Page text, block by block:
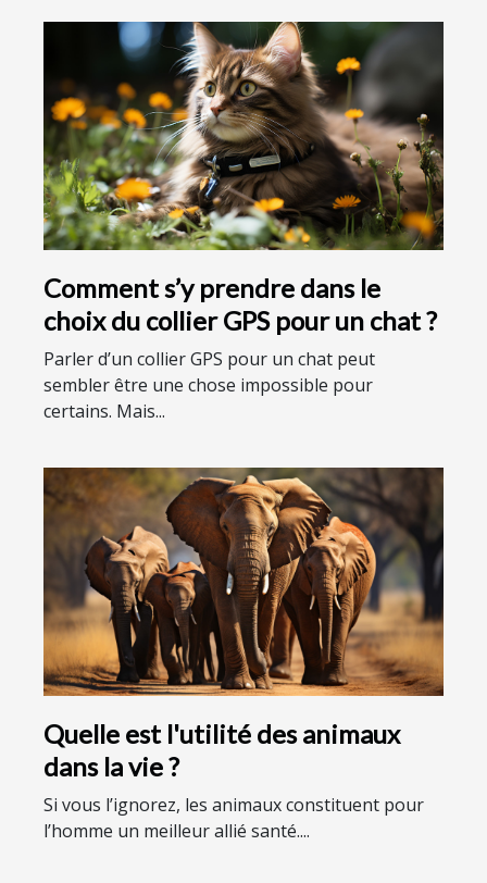
Comment s’y prendre dans le
choix du collier GPS pour un chat ?
Parler d’un collier GPS pour un chat peut
sembler être une chose impossible pour
certains. Mais...
Quelle est l'utilité des animaux
dans la vie ?
Si vous l’ignorez, les animaux constituent pour
l’homme un meilleur allié santé....